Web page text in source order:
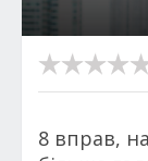
8 вправ,